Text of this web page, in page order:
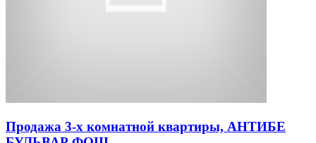
Продажа 3-х комнатной квартиры, АНТИБЕ